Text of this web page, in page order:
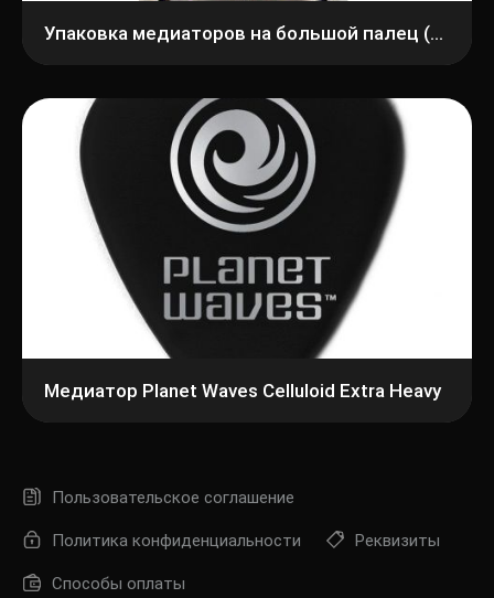
Упаковка медиаторов на большой палец (когти) Alice AP-3N
Медиатор Planet Waves Celluloid Extra Heavy
Пользовательское соглашение
Политика конфиденциальности Реквизиты
Способы оплаты